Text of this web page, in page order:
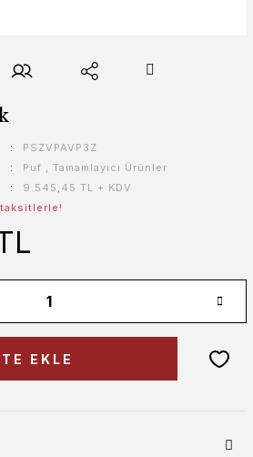
PSZVPAVP3Z
Puf , Tamamlayıcı Ürünler
9.545,45 TL + KDV
taksitlerle!
EKLE